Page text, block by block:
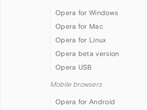
Opera for Windows
Opera for Mac
Opera for Linux
Opera beta version
Opera USB
Mobile browsers
Opera for Android